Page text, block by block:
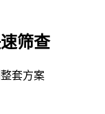
筛查
套方案